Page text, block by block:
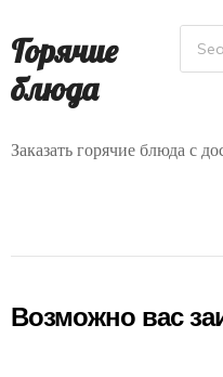
Горячие
блюда
Заказать горячие блюда с
Возможно вас